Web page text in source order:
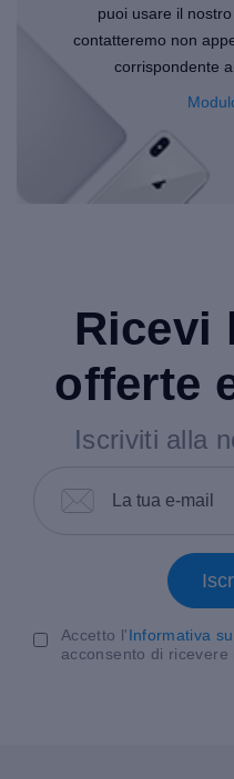
puoi usare il
contatteremo non
corrispondente
Ricevi
offerte
Iscriviti alla
Accetto l'Informativa
acconsento di ricevere